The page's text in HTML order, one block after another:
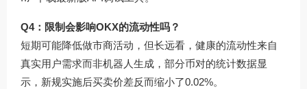
Q4：限制会影响OKX的流动性吗？
短期可能降低做市商活动，但长远看，健康的流动性来自
真实用户需求而非机器人生成，部分币对的统计数据显
示，新规实施后买卖价差反而缩小了0.02%。